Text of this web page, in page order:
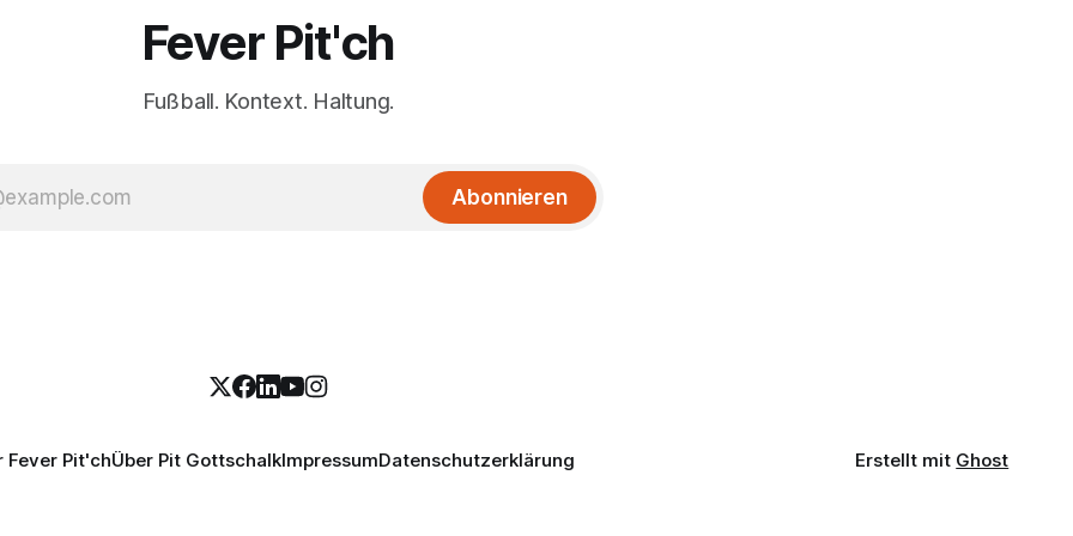
Fever Pit'ch
Fußball. Kontext. Haltung.
Abonnieren
Fever Pit'chÜber Pit GottschalkImpressumDatenschutzerklärung Erstellt mit Ghost